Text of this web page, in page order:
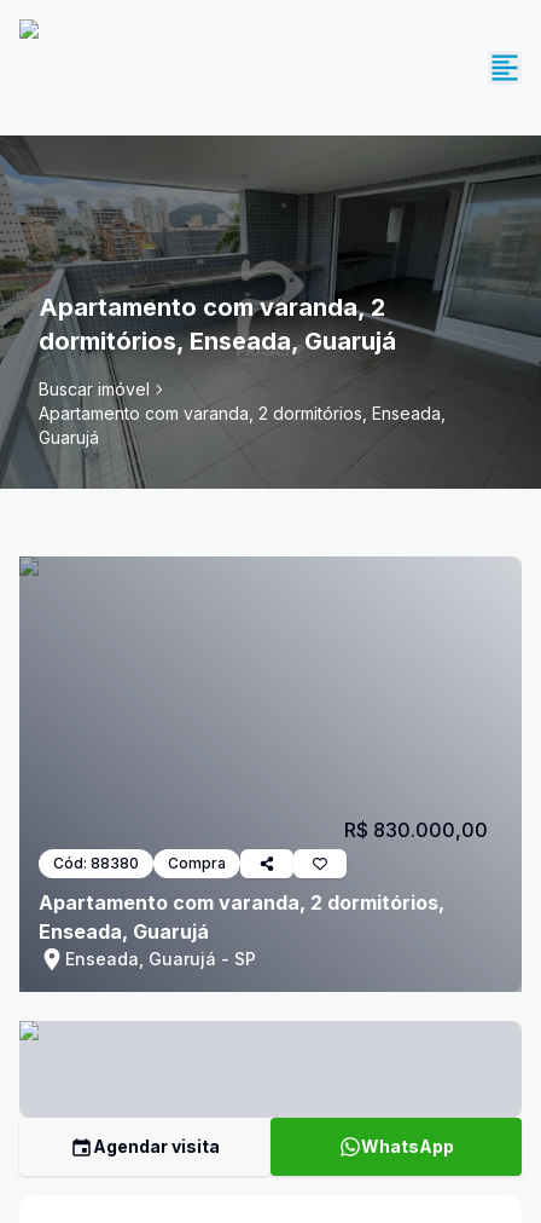
Apartamento com varanda, 2
dormitórios, Enseada, Guarujá
Buscar imóvel
Apartamento com varanda, 2 dormitórios, Enseada,
Guarujá
Cód: 88380 Compra
Apartamento com varanda, 2 dormitórios,
Enseada, Guarujá
Enseada, Guarujá - SP
R$ 830.000,00
Agendar visita WhatsApp